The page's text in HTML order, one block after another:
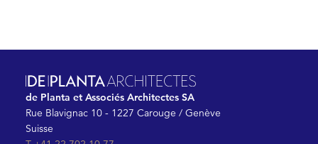
de Planta et Associés Architectes SA
Rue Blavignac 10 - 1227 Carouge / Genève
Suisse